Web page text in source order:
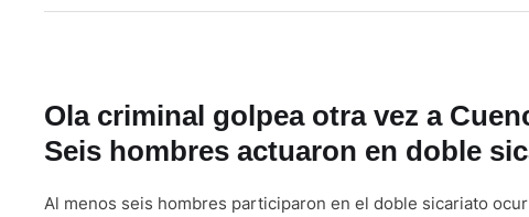
Ola criminal golpea otra vez a
Seis hombres actuaron en doble
Al menos seis hombres participaron en el doble sicariato